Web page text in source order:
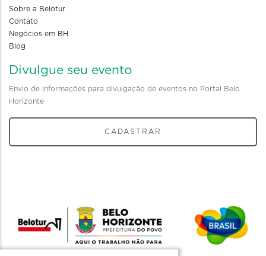
Sobre a Belotur
Contato
Negócios em BH
Blog
Divulgue seu evento
Envio de informações para divulgação de eventos no Portal Belo
Horizonte
CADASTRAR